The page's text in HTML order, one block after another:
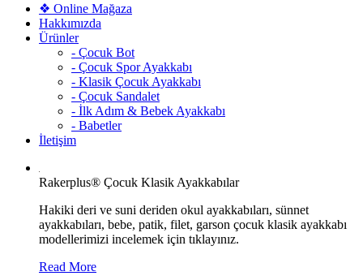
❖ Online Mağaza
Hakkımızda
Ürünler
- Çocuk Bot
- Çocuk Spor Ayakkabı
- Klasik Çocuk Ayakkabı
- Çocuk Sandalet
- İlk Adım & Bebek Ayakkabı
- Babetler
İletişim
Rakerplus® Çocuk Klasik Ayakkabılar
Hakiki deri ve suni deriden okul ayakkabıları, sünnet
ayakkabıları, bebe, patik, filet, garson çocuk klasik ayakkabı
modellerimizi incelemek için tıklayınız.
Read More